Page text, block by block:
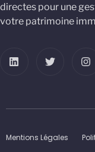
directes pour une
votre patrimoine
Mentions Légales